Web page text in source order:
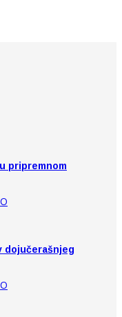
pripremnom
dojučerašnjeg